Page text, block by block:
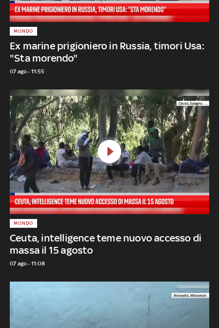
Ex marine prigioniero in Russia, timori Usa:
"Sta morendo"
MONDO
07 ago - 11:55
Ceuta, intelligence teme nuovo accesso di
massa il 15 agosto
MONDO
07 ago - 11:08